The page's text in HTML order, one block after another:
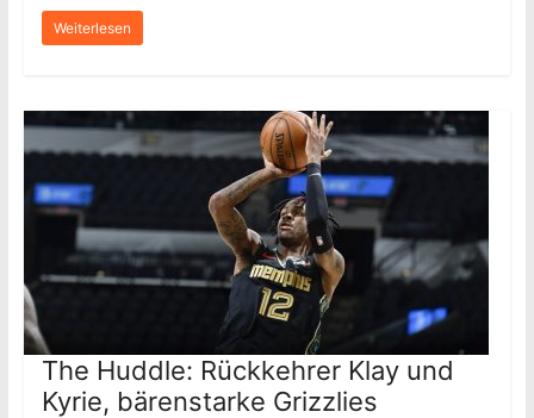
Weiterlesen
The Huddle: Rückkehrer Klay und
Kyrie, bärenstarke Grizzlies